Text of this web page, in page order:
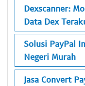
Dexscanner:
Data Dex
Solusi PayPal
Negeri Murah
Jasa Convert